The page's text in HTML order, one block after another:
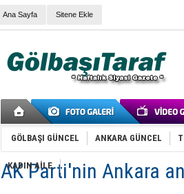
Ana Sayfa Sitene Ekle
GÖLBAŞI GÜNCEL ANKARA GÜNCEL
KADIN AİLE
AK Parti'nin Ankara